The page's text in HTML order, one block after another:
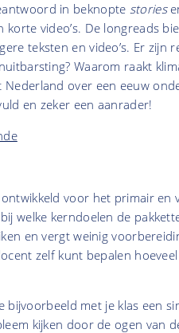
in beknopte stories
video’s. De longreads
teksten en video’s. Er zijn
Waarom raakt
Nederland over een eeuw
en zeker een aanrader!
voor het primair en
welke kerndoelen de
en vergt weinig
zelf kunt bepalen
bijvoorbeeld met je klas een
kijken door de ogen van